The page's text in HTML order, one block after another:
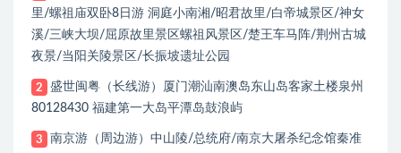
里/螺祖庙双卧8日游 洞庭小南湘/昭君故里/白帝城景区/神女
溪/三峡大坝/屈原故里景区螺祖风景区/楚王车马阵/荆州古城
夜景/当阳关陵景区/长振坡遗址公园
2
盛世闽粤（长线游）厦门潮汕南澳岛东山岛客家土楼泉州
80128430 福建第一大岛平潭岛鼓浪屿
3
南京游（周边游）中山陵/总统府/南京大屠杀纪念馆秦准